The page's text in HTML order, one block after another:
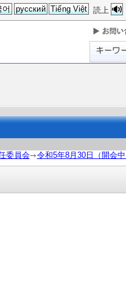
読上
어 русский Tiếng Việt
委員会 令和5年8月30日（開会中